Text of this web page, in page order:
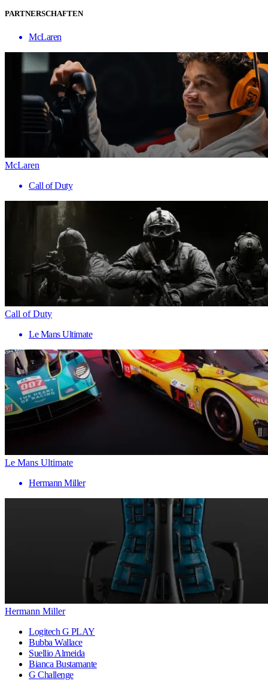
PARTNERSCHAFTEN
McLaren
McLaren
Call of Duty
Call of Duty
Le Mans Ultimate
Le Mans Ultimate
Hermann Miller
Hermann Miller
Logitech G PLAY
Bubba Wallace
Suellio Almeida
Bianca Bustamante
G Challenge